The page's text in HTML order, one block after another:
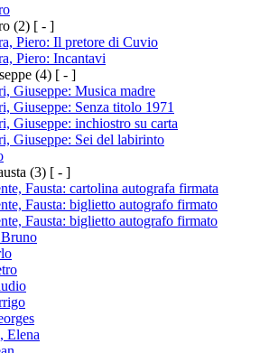
(2) [ - ]
Piero: Il pretore di Cuvio
Piero: Incantavi
(4) [ - ]
Giuseppe: Musica madre
Giuseppe: Senza titolo 1971
Giuseppe: inchiostro su carta
Giuseppe: Sei del labirinto
(3) [ - ]
Fausta: cartolina autografa firmata
Fausta: biglietto autografo firmato
Fausta: biglietto autografo firmato
Elena